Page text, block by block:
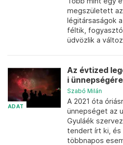
megszületett az
légitársaságok
féltik,
üdvözlik a
ADAT
Az évtized
i
Szabó Milán
A 2021 óta
ünnepséget az
Gyuláék
tendert írt ki,
többnapos